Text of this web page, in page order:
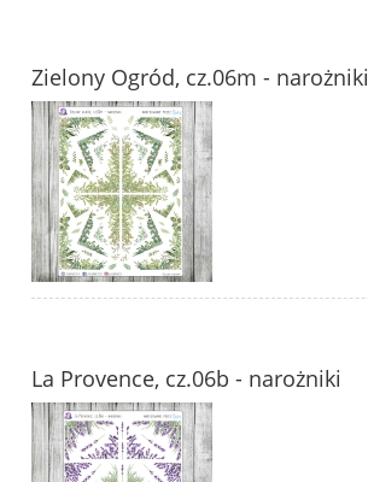
Zielony Ogród, cz.06m - narożniki
La Provence, cz.06b - narożniki